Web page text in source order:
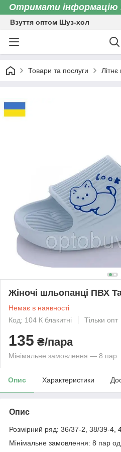
Отримати інформацію
Взуття оптом Шуз-хол
Товари та послуги Літнє
Жіночі шльопанці ПВХ
Немає в наявності
Код: 104 К блакитні
Тільки опт
135 ₴/пара
Мінімальне замовлення — 8 пар
Опис Характеристики
Опис
Розмірний ряд: 36/37-2, 38/39-4,
Мінімальне замовлення: 8 пар